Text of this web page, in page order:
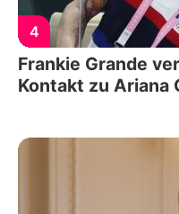
4
Frankie Grande
Kontakt zu Ariana